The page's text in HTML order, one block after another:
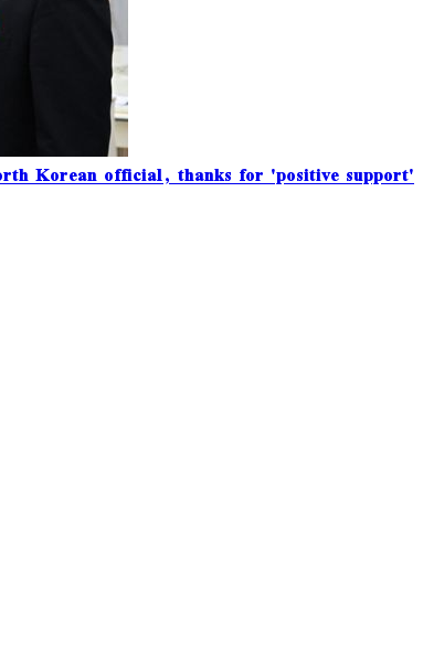
Korean official, thanks for 'positive support'